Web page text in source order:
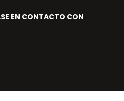
EN CONTACTO CON